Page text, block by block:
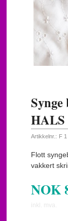
Artikkelnr.: F 1
Flott
vakkert
NOK
inkl. mva.